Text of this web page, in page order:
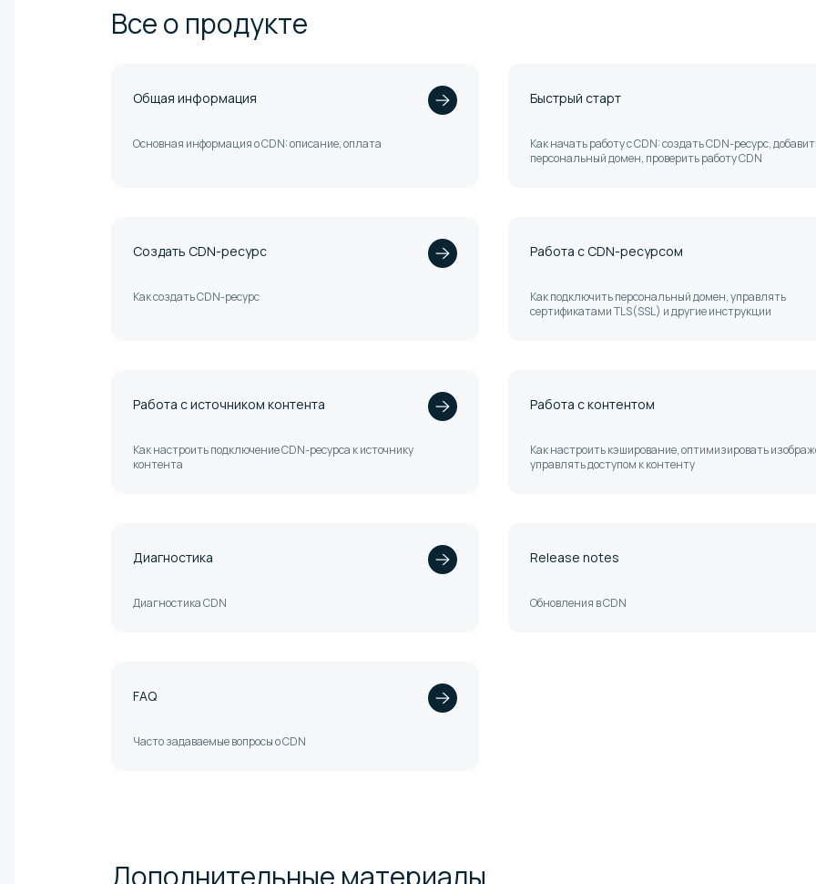
Все о продукте
Общая информация
Основная информация о CDN: описание, оплата
Быстрый старт
Как начать работу с CDN: создать CDN-ресурс,
персональный домен, проверить работу CDN
Создать CDN-ресурс
Как создать CDN-ресурс
Работа с CDN-ресурсом
Как подключить персональный домен, управлять
сертификатами TLS(SSL) и другие инструкции
Работа с источником контента
Как настроить подключение CDN-ресурса к источнику
контента
Работа с контентом
Как настроить кэширование, оптимизировать
управлять доступом к контенту
Диагностика
Диагностика CDN
Release notes
Обновления в CDN
FAQ
Часто задаваемые вопросы о CDN
Дополнительные материалы